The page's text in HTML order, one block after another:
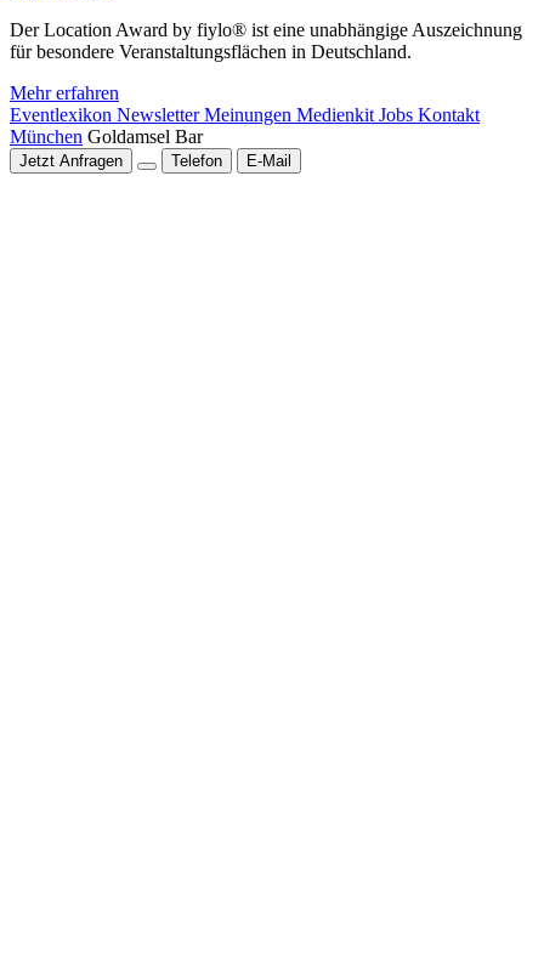
Der Location Award by fiylo® ist eine unabhängige Auszeichnung
für besondere Veranstaltungsflächen in Deutschland.
Mehr erfahren
Eventlexikon NewsletterMeinungen Medienkit Jobs Kontakt
München Goldamsel Bar
Jetzt Anfragen Telefon E-Mail